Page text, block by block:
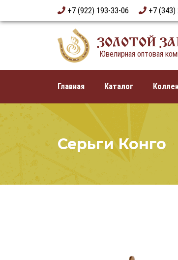
+7 (922) 193-33-06 +7 (343)
ЗОЛОТОЙ
Ювелирная оптовая
Главная Каталог
Серьги Конго